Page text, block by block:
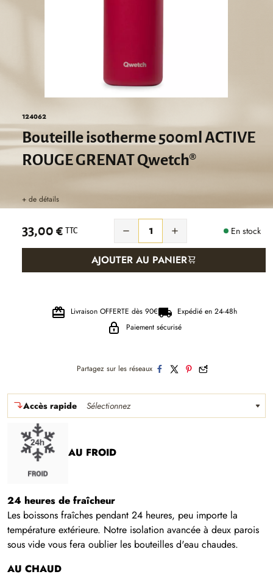
124062
Bouteille isotherme 500ml ACTIVE
ROUGE GRENAT Qwetch®
+ de détails
33,00 € TTC   En stock
AJOUTER AU PANIER
Livraison OFFERTE dès 90€
Expédié en 24-48h
Paiement sécurisé
Partagez sur les réseaux
Accès rapide Sélectionnez
AU FROID
24 heures de fraîcheur
Les boissons fraîches pendant 24 heures, peu importe la
température extérieure. Notre isolation avancée à deux parois
sous vide vous fera oublier les bouteilles d'eau chaudes.
AU CHAUD